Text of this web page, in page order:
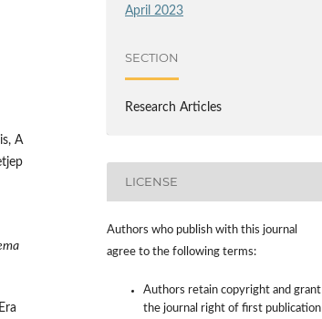
A
April 2023
SECTION
Research Articles
LICENSE
Authors who publish with this journal
agree to the following terms:
Authors retain copyright and grant
the journal right of first publication